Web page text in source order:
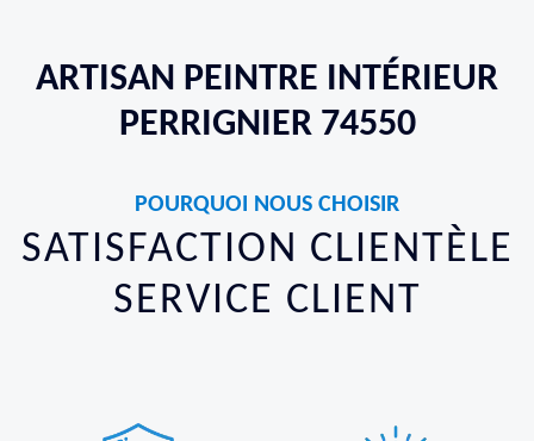
ARTISAN PEINTRE INTÉRIEUR
PERRIGNIER 74550
POURQUOI NOUS CHOISIR
SATISFACTION CLIENTÈLE
SERVICE CLIENT